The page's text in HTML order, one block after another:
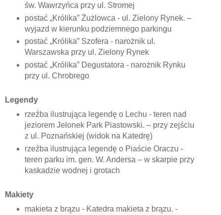
św. Wawrzyńca przy ul. Stromej
postać „Królika” Żużlowca - ul. Zielony Rynek. –
wyjazd w kierunku podziemnego parkingu
postać „Królika” Szofera - narożnik ul.
Warszawska przy ul. Zielony Rynek
postać „Królika” Degustatora - narożnik Rynku
przy ul. Chrobrego
Legendy
rzeźba ilustrująca legendę o Lechu - teren nad
jeziorem Jelonek Park Piastowski. – przy zejściu
z ul. Poznańskiej (widok na Katedrę)
rzeźba ilustrująca legendę o Piaście Oraczu -
teren parku im. gen. W. Andersa – w skarpie przy
kaskadzie wodnej i grotach
Makiety
makieta z brązu - Katedra makieta z brązu. -